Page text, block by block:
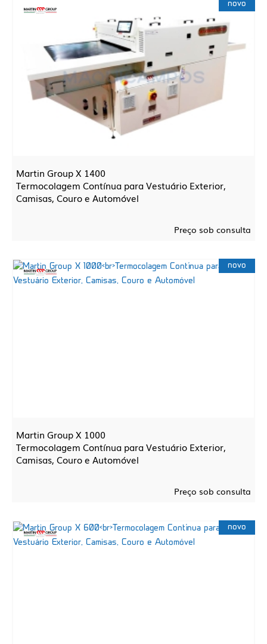
novo
Martin Group X 1400
Termocolagem Contínua para Vestuário Exterior,
Camisas, Couro e Automóvel
Preço sob consulta
novo
Martin Group X 1000
Termocolagem Contínua para Vestuário Exterior,
Camisas, Couro e Automóvel
Preço sob consulta
novo